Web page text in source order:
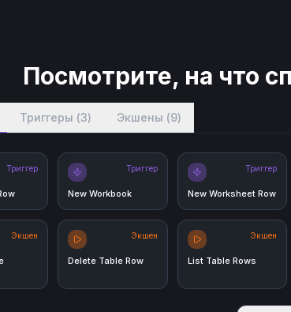
Посмотрите, на что
Триггеры (3) Экшены (9)
Триггер Триггер
New Workbook
Триггер
New Worksheet Row
Экшен Экшен
Delete Table Row
Экшен
List Table Rows